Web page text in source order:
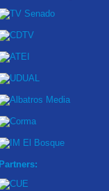
Partners: